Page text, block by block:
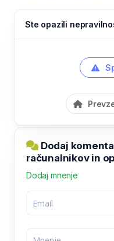
Ste opazili
Dodaj
računalnikov in
Dodaj mnenje